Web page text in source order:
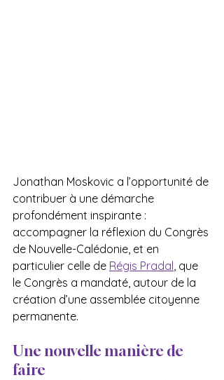
Jonathan Moskovic a l’opportunité de
contribuer à une démarche
profondément inspirante :
accompagner la réflexion du Congrès
de Nouvelle-Calédonie, et en
particulier celle de Régis Pradal, que
le Congrès a mandaté, autour de la
création d’une assemblée citoyenne
permanente.
Une nouvelle manière de
faire